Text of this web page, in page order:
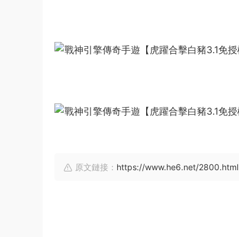
原文鏈接： https://www.he6.net/2800.html